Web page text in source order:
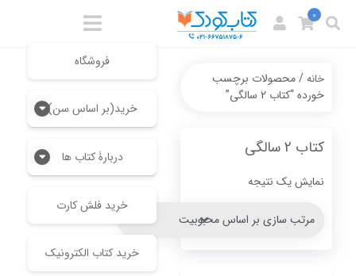
فروشگاه
خرید(بر اساس سن)
دربارۀ کتاب ها
خرید فلش کارت
خرید کتاب الکترونیک
0
خانه/ محصولات برچسب
خورده “کتاب 2 سالگی”
کتاب 2 سالگی
نمایش یک نتیجه